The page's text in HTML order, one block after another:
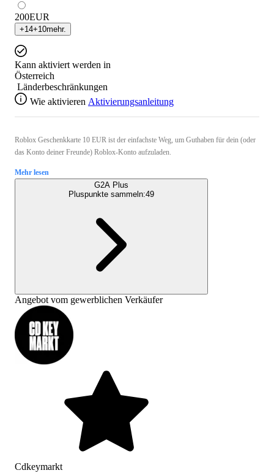
200EUR
+14+10mehr.
Kann aktiviert werden in
Österreich
Länderbeschränkungen
Wie aktivieren Aktivierungsanleitung
Roblox Geschenkkarte 10 EUR ist der einfachste Weg, um Guthaben für dein (oder
das Konto deiner Freunde) Roblox-Konto aufzuladen.
Mehr lesen
G2A Plus
Pluspunkte sammeln:49
Angebot vom gewerblichen Verkäufer
Cdkeymarkt